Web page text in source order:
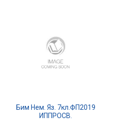
Бим Нем. Яз. 7кл.ФП2019
ИППРОСВ.